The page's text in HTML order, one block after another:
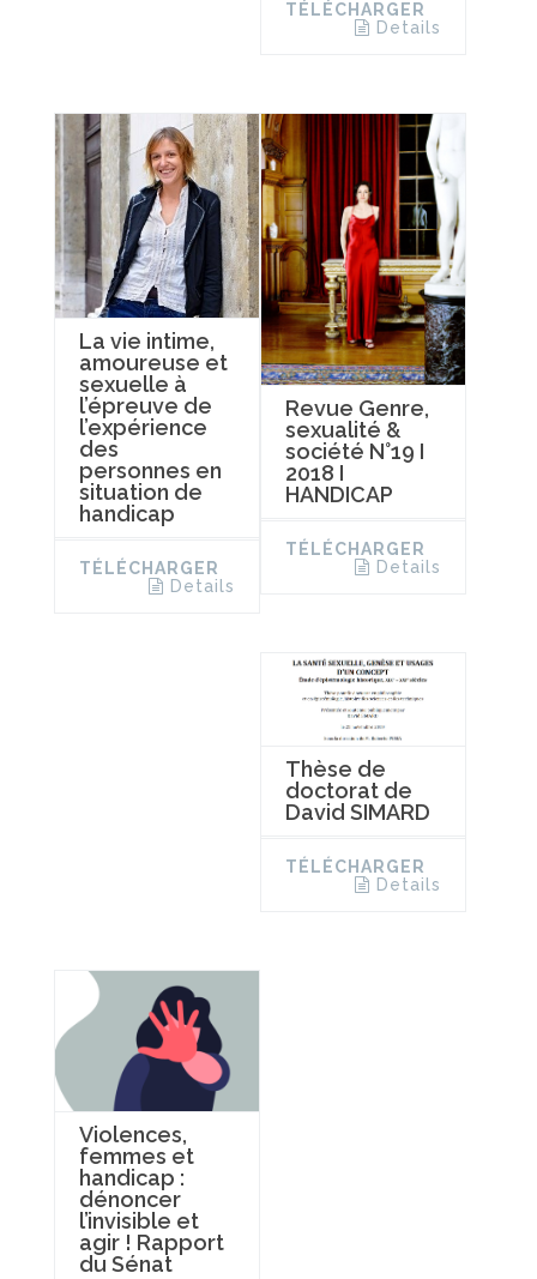
TÉLÉCHARGER
Details
La vie intime,
amoureuse et
sexuelle à
l’épreuve de
l’expérience
des
personnes en
situation de
handicap
TÉLÉCHARGER
Details
Revue Genre,
sexualité &
société N°19 I
2018 I
HANDICAP
TÉLÉCHARGER
Details
Thèse de
doctorat de
David SIMARD
TÉLÉCHARGER
Details
Violences,
femmes et
handicap :
dénoncer
l’invisible et
agir ! Rapport
du Sénat